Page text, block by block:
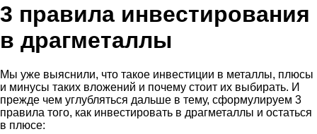
3 правила инвестирования
в драгметаллы
Мы уже выяснили, что такое инвестиции в металлы, плюсы
и минусы таких вложений и почему стоит их выбирать. И
прежде чем углубляться дальше в тему, сформулируем 3
правила того, как инвестировать в драгметаллы и остаться
в плюсе: